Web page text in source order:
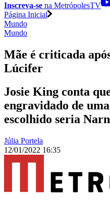
Inscreva-se na MetrópolesTV
Página Inicial
Mundo
Mundo
Mãe é criticada
Lúcifer
Josie King conta
engravidado de
escolhido seria
Júlia Portela
12/01/2022 16:35